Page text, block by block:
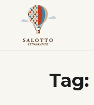
Tag: